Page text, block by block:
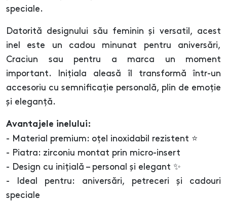
speciale.
Datorită designului său feminin și versatil, acest
inel este un cadou minunat pentru aniversări,
Craciun sau pentru a marca un moment
important. Inițiala aleasă îl transformă într-un
accesoriu cu semnificație personală, plin de emoție
și eleganță.
Avantajele inelului:
- Material premium: oțel inoxidabil rezistent ⭐
- Piatra: zirconiu montat prin micro-insert
- Design cu inițială – personal și elegant ✨
- Ideal pentru: aniversări, petreceri și cadouri
speciale